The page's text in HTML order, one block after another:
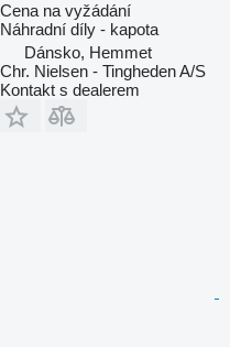
Cena na vyžádání
Náhradní díly - kapota
Dánsko, Hemmet
Chr. Nielsen - Tingheden A/S
Kontakt s dealerem